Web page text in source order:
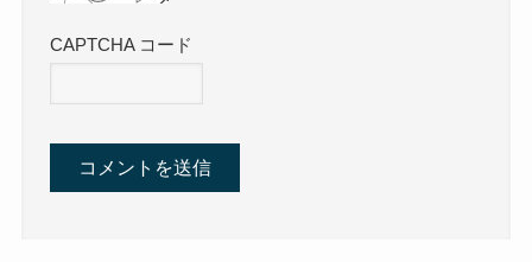
CAPTCHA コード